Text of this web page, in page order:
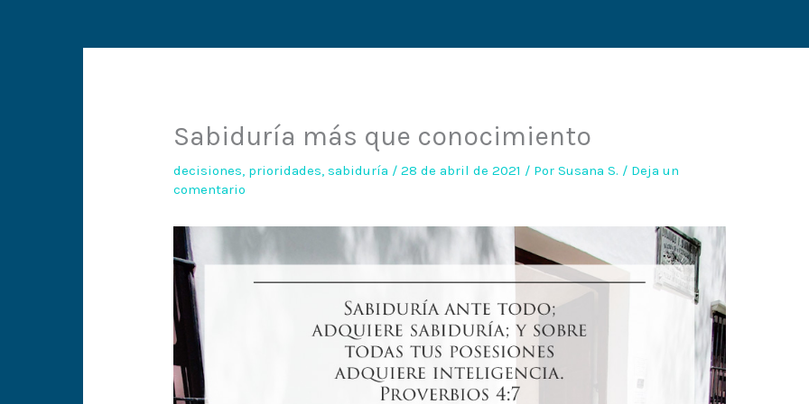
Sabiduría más que conocimiento
decisiones, prioridades,sabiduría /28 de abril de 2021 / PorSusana S. / Deja un
comentario